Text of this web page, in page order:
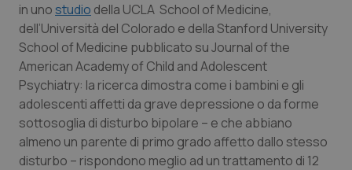
Calabria
Campania
Emilia-Romagna
Friuli Venezia Giulia
Asma & BPCO
Car-T
Colesterolo & coronaropatie
Dermatite Atopica
in unostudio della UCLA School of Medicine,
dell’Università del Colorado e della Stanford University
School of Medicine pubblicato suJournal of the
American Academy of Child and Adolescent
Psychiatry: la ricerca dimostra come i bambini e gli
adolescenti affetti da grave depressione o da forme
sottosoglia di disturbo bipolare – e che abbiano
almeno un parente di primo grado affetto dallo stesso
disturbo – rispondono meglio ad un trattamento di 12